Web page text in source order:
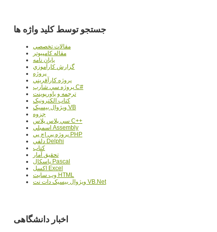
جستجو توسط کلید واژه ها
مقالات تخصصي
مقاله کامپیوتر
پایان نامه
گزارش کارآموزي
پروژه
پروژه کارآفريني
پروژه سي شارپ C#
ترجمه و پاورپوينت
کتاب الکترونيک
ويژوال بيسيک VB
جزوه
سي پلاس پلاس C++
اسمبلي Assembly
پروژه پي اچ پي PHP
دلفي Delphi
کتاب
تحقيق آمار
پاسکال Pascal
اکسل Excel
وب سايت HTML
ويژوال بيسيک دات نت VB.Net
اخبار دانشگاهی